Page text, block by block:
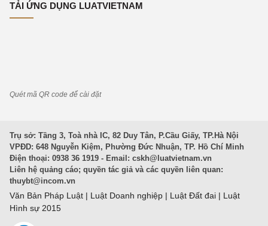
TẢI ỨNG DỤNG LUATVIETNAM
Quét mã QR code để cài đặt
Trụ sở: Tầng 3, Toà nhà IC, 82 Duy Tân, P.Cầu Giấy, TP.Hà Nội
VPĐD: 648 Nguyễn Kiệm, Phường Đức Nhuận, TP. Hồ Chí Minh
Điện thoại: 0938 36 1919 - Email: cskh@luatvietnam.vn
Liên hệ quảng cáo; quyền tác giả và các quyền liên quan:
thuybt@incom.vn
Văn Bản Pháp Luật | Luật Doanh nghiệp | Luật Đất đai | Luật
Hình sự 2015